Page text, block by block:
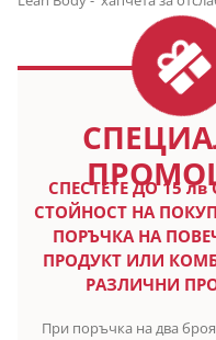
СПЕСТETE ДО 15
СТОЙНОСТ НА
ПОРЪЧКА НА
ПРОДУКТ ИЛИ
РАЗЛИЧНИ
При поръчка на два